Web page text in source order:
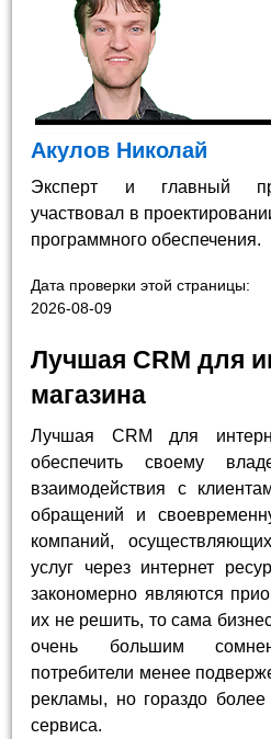
Акулов Николай
Эксперт и главный
участвовал в
программного обеспечения.
Дата проверки этой страницы:
2026-08-09
Лучшая CRM для
магазина
Лучшая CRM для
обеспечить своему
взаимодействия с
обращений и
компаний,
услуг через интернет
закономерно являются
их не решить, то сама
очень большим
потребители менее
рекламы, но гораздо
сервиса.